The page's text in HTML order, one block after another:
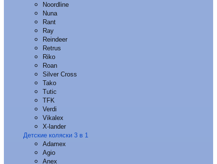
Noordline
Nuna
Rant
Ray
Reindeer
Retrus
Riko
Roan
Silver Cross
Tako
Tutic
TFK
Verdi
Vikalex
X-lander
Детские коляски 3 в 1
Adamex
Agio
Anex